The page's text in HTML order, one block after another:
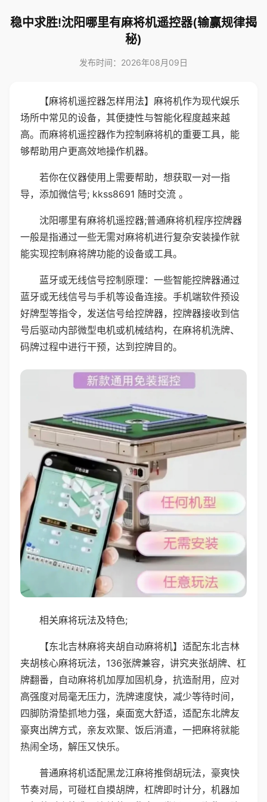
稳中求胜!沈阳哪里有麻将机遥控器(输赢规律揭
秘)
发布时间：2026年08月09日
【麻将机遥控器怎样用法】麻将机作为现代娱乐
场所中常见的设备，其便捷性与智能化程度越来越
高。而麻将机遥控器作为控制麻将机的重要工具，能
够帮助用户更高效地操作机器。
若你在仪器使用上需要帮助，想获取一对一指
导，添加微信号; kkss8691 随时交流 。
沈阳哪里有麻将机遥控器;普通麻将机程序控牌器
一般是指通过一些无需对麻将机进行复杂安装操作就
能实现控制麻将牌功能的设备或工具。
蓝牙或无线信号控制原理：一些智能控牌器通过
蓝牙或无线信号与手机等设备连接。手机端软件预设
好牌型等指令，发送信号给控牌器，控牌器接收到信
号后驱动内部微型电机或机械结构，在麻将机洗牌、
码牌过程中进行干预，达到控牌目的。
相关麻将玩法及特色;
【东北吉林麻将夹胡自动麻将机】适配东北吉林
夹胡核心麻将玩法，136张牌兼容，讲究夹张胡牌、杠
牌翻番，自动麻将机加厚加固机身，抗造耐用，应对
高强度对局毫无压力，洗牌速度快，减少等待时间，
四脚防滑垫抓地力强，桌面宽大舒适，适配东北牌友
豪爽出牌方式，亲友欢聚、饭后消遣，一把麻将就能
热闹全场，解压又快乐。
普通麻将机适配黑龙江麻将推倒胡玩法，豪爽快
节奏对局，可碰杠自摸胡牌，杠牌即时计分，机器加